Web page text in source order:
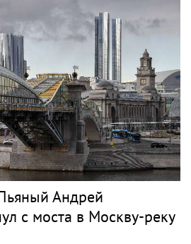
Андрей
с моста в Москву-реку